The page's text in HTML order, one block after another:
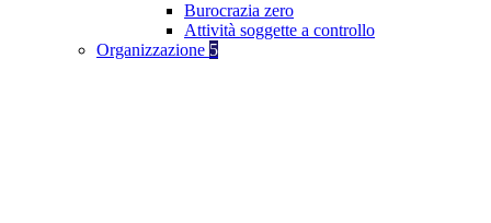
Burocrazia zero
Attività soggette a controllo
Organizzazione 5